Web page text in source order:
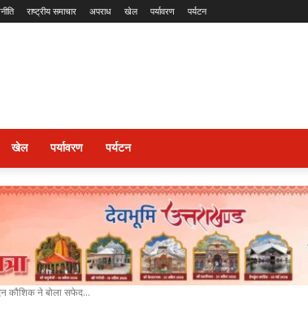
राष्ट्रीय समाचार अपराध खेल पर्यावरण पर्यटन
खेल पर्यावरण पर्यटन
कौशिक ने बोला सफेद...